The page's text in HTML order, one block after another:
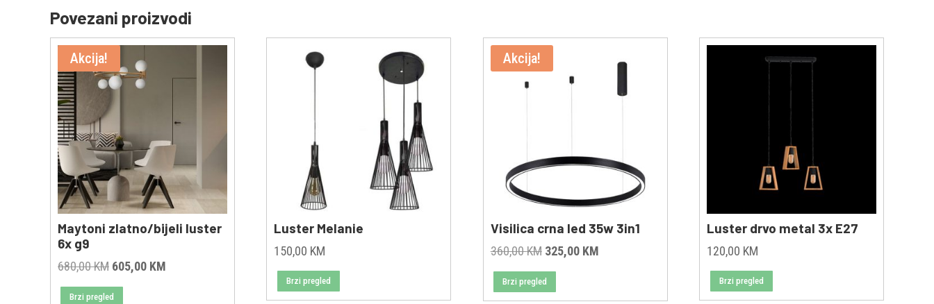
Povezani proizvodi
Akcija!
Maytoni zlatno/bijeli luster
6x g9
680,00KM Original
price
605,00 KM
Brzi pregled
Luster Melanie
150,00 KM
Brzi pregled
Akcija!
Visilica crna led 35w 3in1
360,00KM Original
price
was:
325,00 KMCurrent
Brzi pregled
Luster drvo metal 3x E27
120,00 KM
Brzi pregled